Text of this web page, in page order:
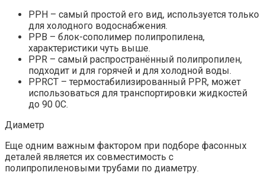
PPH – самый простой его вид, используется только
для холодного водоснабжения.
PPB – блок-сополимер полипропилена,
характеристики чуть выше.
PPR – самый распространённый полипропилен,
подходит и для горячей и для холодной воды.
PPRCT – термостабилизированный PPR, может
использоваться для транспортировки жидкостей
до 90 0С.
Диаметр
Еще одним важным фактором при подборе фасонных
деталей является их совместимость с
полипропиленовыми трубами по диаметру.